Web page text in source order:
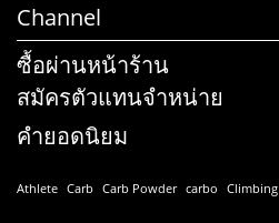
Channel
ซื้อผ่านหน้าร้าน
สมัครตัวแทนจำหน่าย
คำยอดนิยม
Athlete Carb Carb Powder carbo Climbing